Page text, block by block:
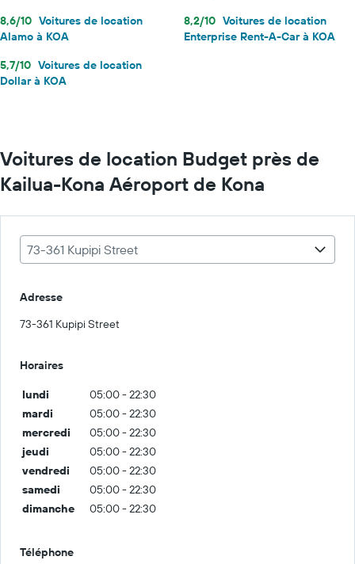
8,6/10 Voitures de location
Alamo à KOA
8,2/10 Voitures de location
Enterprise Rent-A-Car à KOA
5,7/10 Voitures de location
Dollar à KOA
Voitures de location Budget près de
Kailua-Kona Aéroport de Kona
73-361 Kupipi Street
Adresse
73-361 Kupipi Street
Horaires
lundi
05:00 - 22:30
mardi
05:00 - 22:30
mercredi
05:00 - 22:30
jeudi
05:00 - 22:30
vendredi
05:00 - 22:30
samedi
05:00 - 22:30
dimanche
05:00 - 22:30
Téléphone